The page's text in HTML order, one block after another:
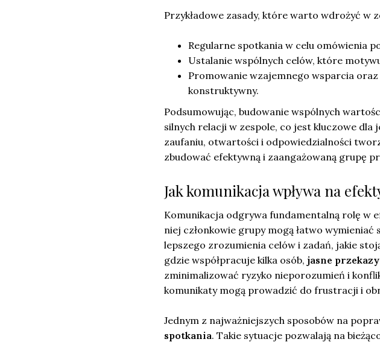
Przykładowe zasady, które warto wdrożyć w
Regularne spotkania w celu omówienia
Ustalanie wspólnych celów, które
Promowanie wzajemnego wsparcia
konstruktywny.
Podsumowując, budowanie wspólnych
silnych relacji w zespole, co jest kluczowe dla
zaufaniu, otwartości i odpowiedzialności
zbudować efektywną i zaangażowaną grupę
Jak komunikacja wpływa na
Komunikacja odgrywa fundamentalną rolę w
niej członkowie grupy mogą łatwo
lepszego zrozumienia celów i zadań, jakie
gdzie współpracuje kilka osób, jasne
zminimalizować ryzyko nieporozumień i
komunikaty mogą prowadzić do frustracji i
Jednym z najważniejszych sposobów na
spotkania. Takie sytuacje pozwalają na